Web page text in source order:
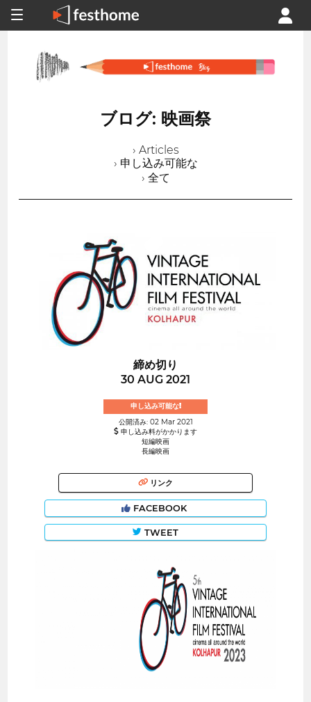
ブログ: 映画祭
› Articles
› 申し込み可能な
› 全て
締め切り
30 AUG 2021
申し込み可能な!
公開済み: 02 Mar 2021
申し込み料がかかります
短編映画
長編映画
リンク
FACEBOOK
TWEET